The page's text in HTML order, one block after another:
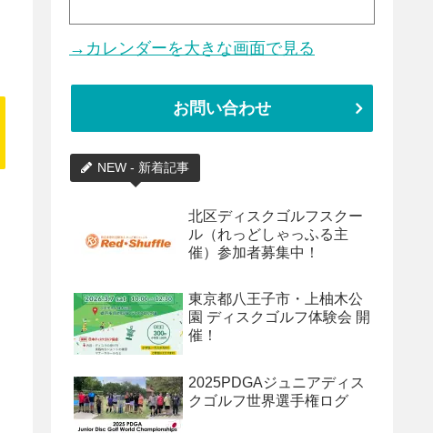
→カレンダーを大きな画面で見る
お問い合わせ
NEW - 新着記事
北区ディスクゴルフスクー
ル（れっどしゃっふる主
催）参加者募集中！
東京都八王子市・上柚木公
園 ディスクゴルフ体験会 開
催！
2025PDGAジュニアディス
クゴルフ世界選手権ログ